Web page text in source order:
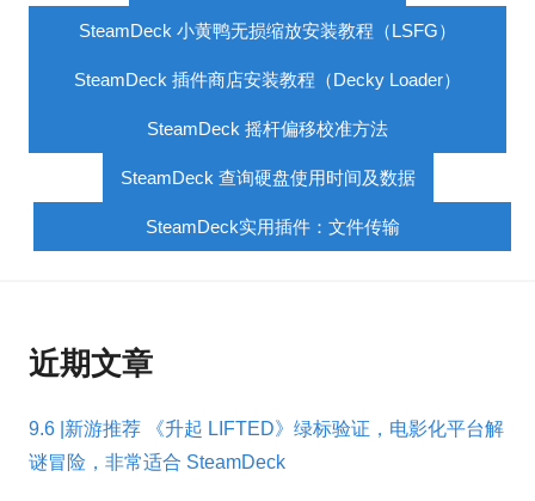
SteamDeck 小黄鸭无损缩放安装教程（LSFG）
SteamDeck 插件商店安装教程（Decky Loader）
SteamDeck 摇杆偏移校准方法
SteamDeck 查询硬盘使用时间及数据
SteamDeck实用插件：文件传输
近期文章
9.6 |新游推荐 《升起 LIFTED》绿标验证，电影化平台解
谜冒险，非常适合 SteamDeck